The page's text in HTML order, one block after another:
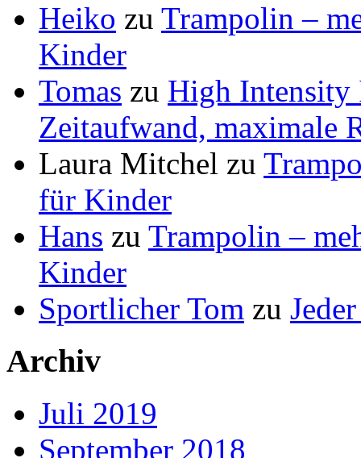
Heiko zu Trampolin –
Kinder
Tomas zu High
Zeitaufwand, maximale
Laura Mitchel zu
für Kinder
Hans zu Trampolin –
Kinder
Sportlicher Tom zu
Archiv
Juli 2019
September 2018